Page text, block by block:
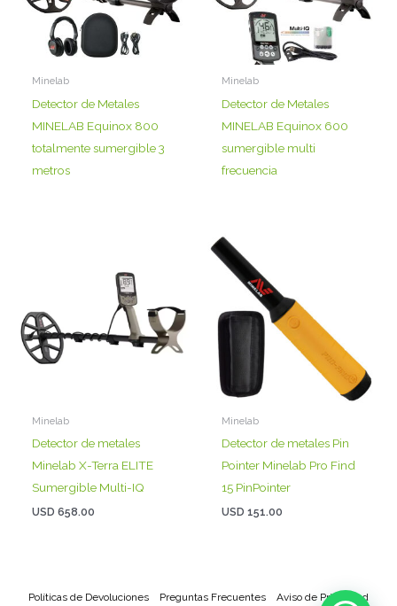
Minelab
Detector de Metales
MINELAB Equinox 800
totalmente sumergible 3
metros
Minelab
Detector de Metales
MINELAB Equinox 600
sumergible multi
frecuencia
Minelab
Detector de metales
Minelab X-Terra ELITE
Sumergible Multi-IQ
USD658.00
Minelab
Detector de metales Pin
Pointer Minelab Pro Find
15 PinPointer
USD151.00
Políticas de Devoluciones Preguntas Frecuentes Aviso de Privacidad